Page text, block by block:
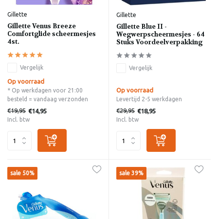
Gillette
Gillette Venus Breeze
Comfortglide scheermesjes
4st.
Vergelijk
Op voorraad
* Op werkdagen voor 21:00
besteld = vandaag verzonden
€19,95 €14,95
Incl. btw
Gillette
Gillette Blue II -
Wegwerpscheermesjes - 64
Stuks Voordeelverpakking
Vergelijk
Op voorraad
Levertijd 2-5 werkdagen
€29,95 €18,95
Incl. btw
sale 50% sale 39%